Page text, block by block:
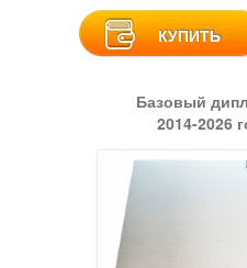
КУПИТЬ
Базовый
2014-2026